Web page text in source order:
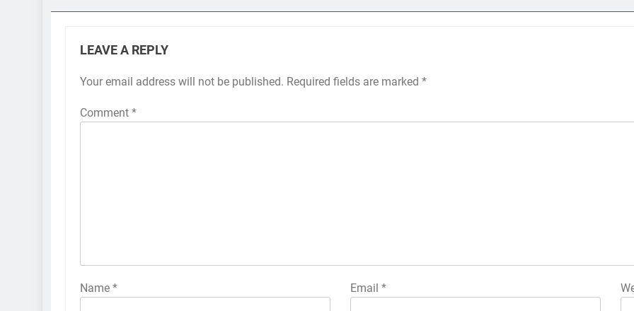
LEAVE A REPLY
Your email address will not be published. Required fields are marked *
Comment *
Name * Email*